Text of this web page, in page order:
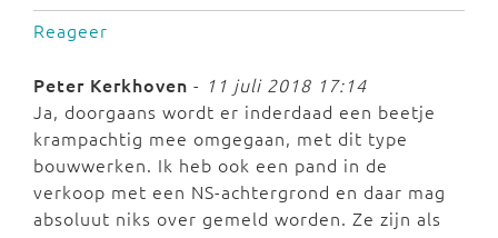
Reageer
Peter Kerkhoven - 11 juli 2018 17:14
Ja, doorgaans wordt er inderdaad een beetje
krampachtig mee omgegaan, met dit type
bouwwerken. Ik heb ook een pand in de
verkoop met een NS-achtergrond en daar mag
absoluut niks over gemeld worden. Ze zijn als